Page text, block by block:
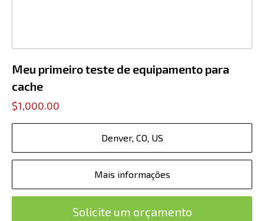
Meu primeiro teste de equipamento para
cache
$1,000.00
Denver, CO, US
Mais informações
Solicite um orçamento